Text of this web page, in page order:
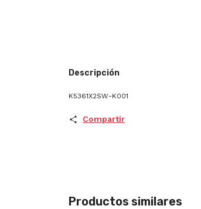
Descripción
K5361X2SW-K001
Compartir
Productos similares